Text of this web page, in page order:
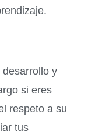
y
si eres
respeto a su
tus